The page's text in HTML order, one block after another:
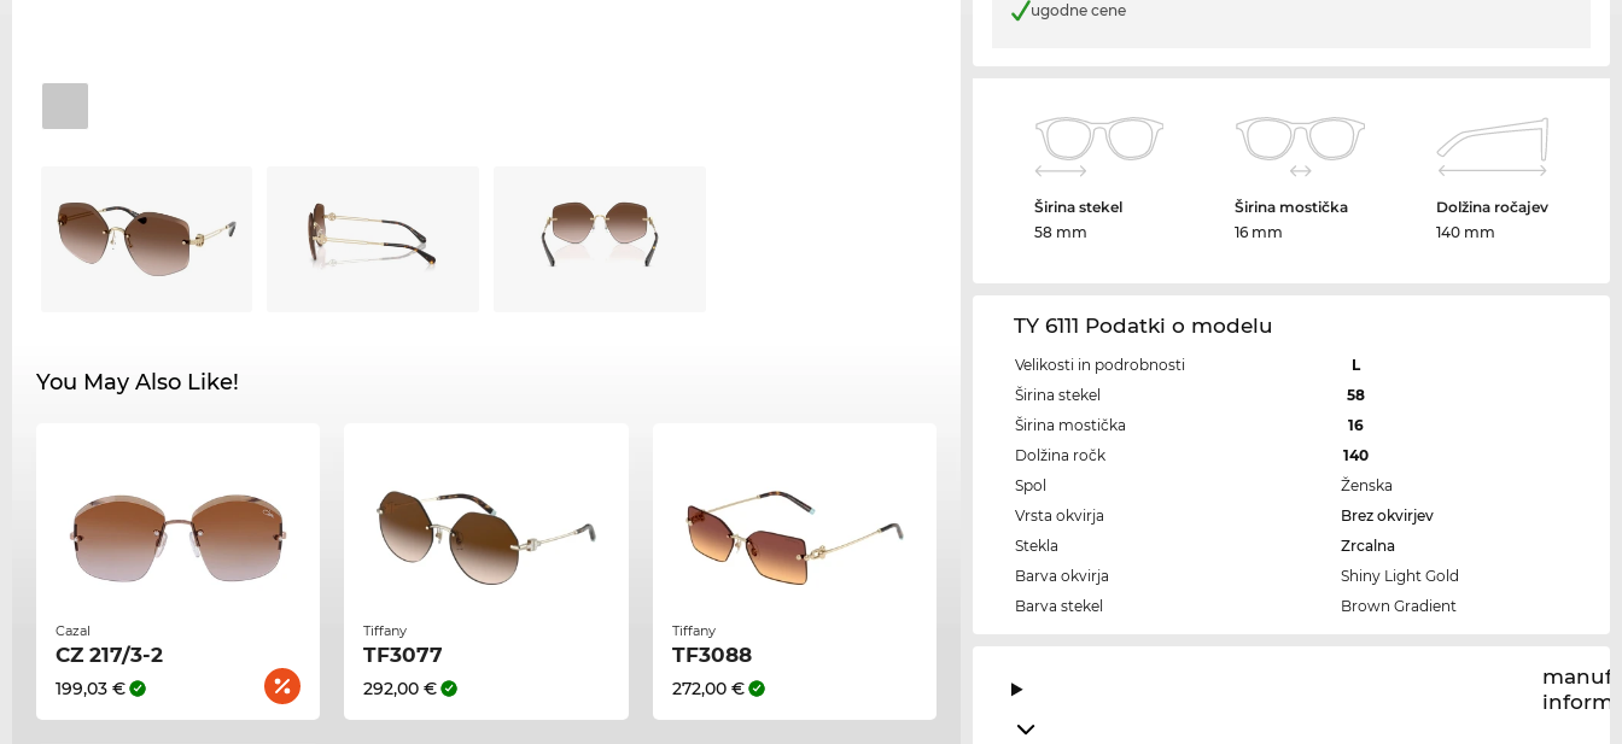
You May Also Like!
Cazal
CZ 217/3-2
199,03 €
Tiffany
TF3077
292,00 €
Tiffany
TF3088
272,00 €
ugodne cene
Širina stekel
58 mm
Širina mostička
16 mm
Dolžina ročajev
140 mm
TY 6111 Podatki o modelu
Velikosti in podrobnosti
L
Širina stekel
58
Širina mostička
16
Dolžina ročk
140
Spol
Ženska
Vrsta okvirja
Brez okvirjev
Stekla
Zrcalna
Barva okvirja
Shiny Light Gold
Barva stekel
Brown Gradient